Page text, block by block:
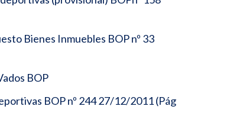
Bienes Inmuebles BOP nº 33
BOP
BOP nº 244 27/12/2011 (Pág